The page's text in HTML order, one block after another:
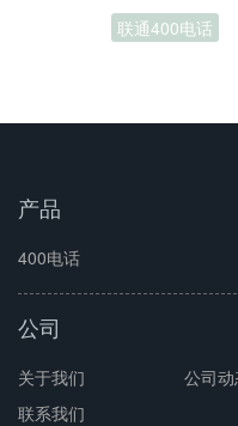
联通400电话
产品
400电话
公司
关于我们 公司
联系我们